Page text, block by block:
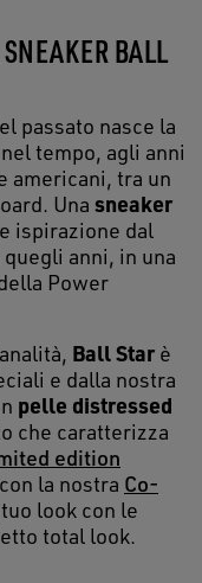
BALL
passato nasce la
tempo, agli anni
americani, tra un
Una sneaker
ispirazione dal
anni, in una
Power
Ball Star è
e dalla nostra
pelle distressed
che caratterizza
edition
la nostra Co-
look con le
total look.